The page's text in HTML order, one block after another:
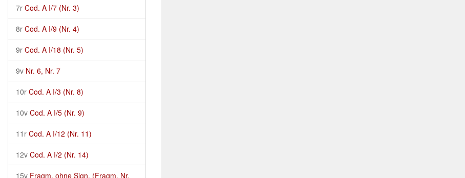
7r Cod. A I/7 (Nr. 3)
8r Cod. A I/9 (Nr. 4)
9r Cod. A I/18 (Nr. 5)
9v Nr. 6, Nr. 7
10r Cod. A I/3 (Nr. 8)
10v Cod. A I/5 (Nr. 9)
11r Cod. A I/12 (Nr. 11)
12v Cod. A I/2 (Nr. 14)
15v Fragm. ohne Sign. (Fragm. Nr.